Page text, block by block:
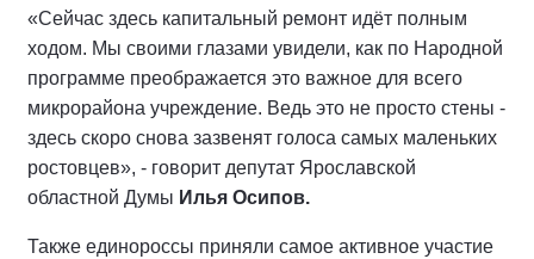
«Сейчас здесь капитальный ремонт идёт полным
ходом. Мы своими глазами увидели, как по Народной
программе преображается это важное для всего
микрорайона учреждение. Ведь это не просто стены -
здесь скоро снова зазвенят голоса самых маленьких
ростовцев», - говорит депутат Ярославской
областной Думы Илья Осипов.
Также единороссы приняли самое активное участие